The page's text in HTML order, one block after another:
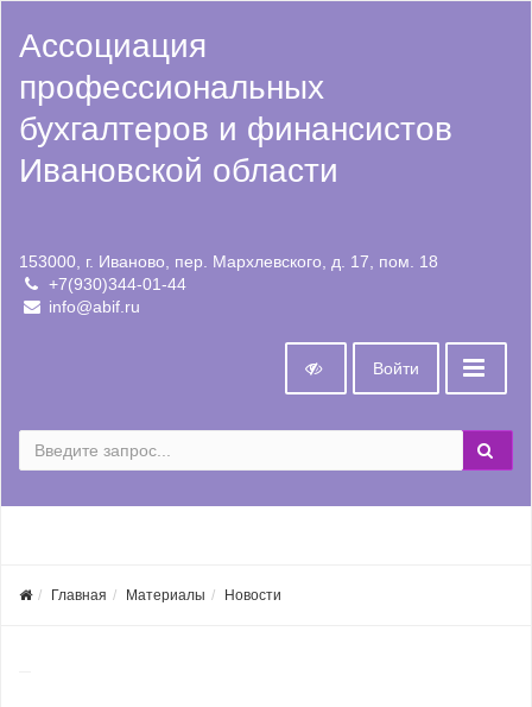
Ассоциация
профессиональных
бухгалтеров и финансистов
Ивановской области
153000, г. Иваново, пер. Мархлевского, д. 17, пом. 18
+7(930)344-01-44
info@abif.ru
Войти
Главная Материалы Новости